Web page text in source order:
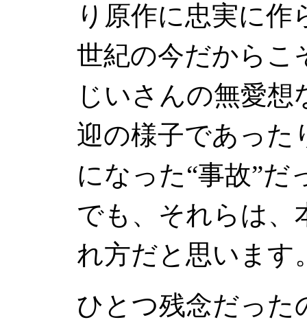
り原作に忠実に作
世紀の今だからこ
じいさんの無愛
迎の様子であった
になった“事故”だ
でも、それらは、
れ方だと思います
ひとつ残念だった